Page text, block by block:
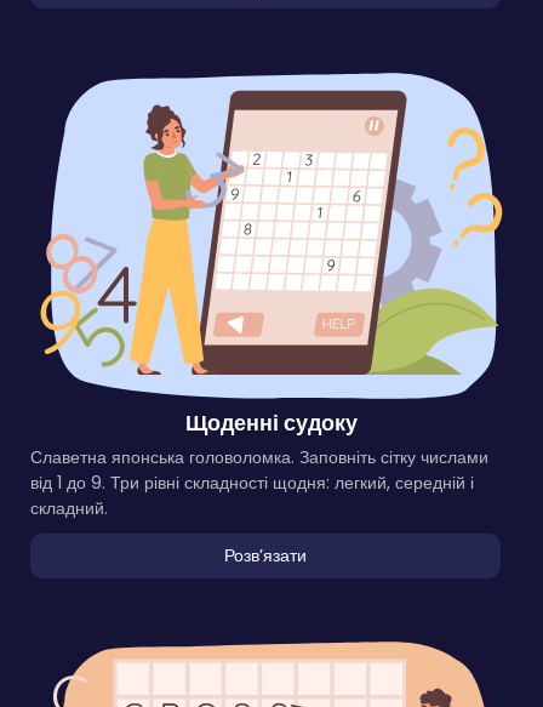
Щоденні судоку
Славетна японська головоломка. Заповніть сітку числами
від 1 до 9. Три рівні складності щодня: легкий, середній і
складний.
Розвʼязати